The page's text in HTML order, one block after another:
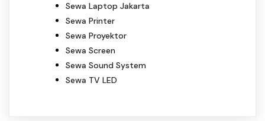
Sewa Laptop Jakarta
Sewa Printer
Sewa Proyektor
Sewa Screen
Sewa Sound System
Sewa TV LED